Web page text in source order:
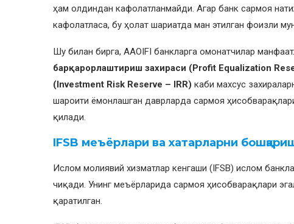
ҳам олдиндан кафолатланмайди. Агар банк сармоя
кафолатласа, бу ҳолат шариатда ман этилган фоизли
Шу билан бирга, AAOIFI банкларга омонатчилар
барқарорлаштириш захираси (Profit Equalization
(Investment Risk Reserve – IRR) каби махсус
шароити ёмонлашган даврларда сармоя
қилади.
IFSB меъёрлари ва хатарларни
Ислом молиявий хизматлар кенгаши (IFSB) ислом
чиқади. Унинг меъёрларида сармоя ҳисобварақлари
қаратилган.